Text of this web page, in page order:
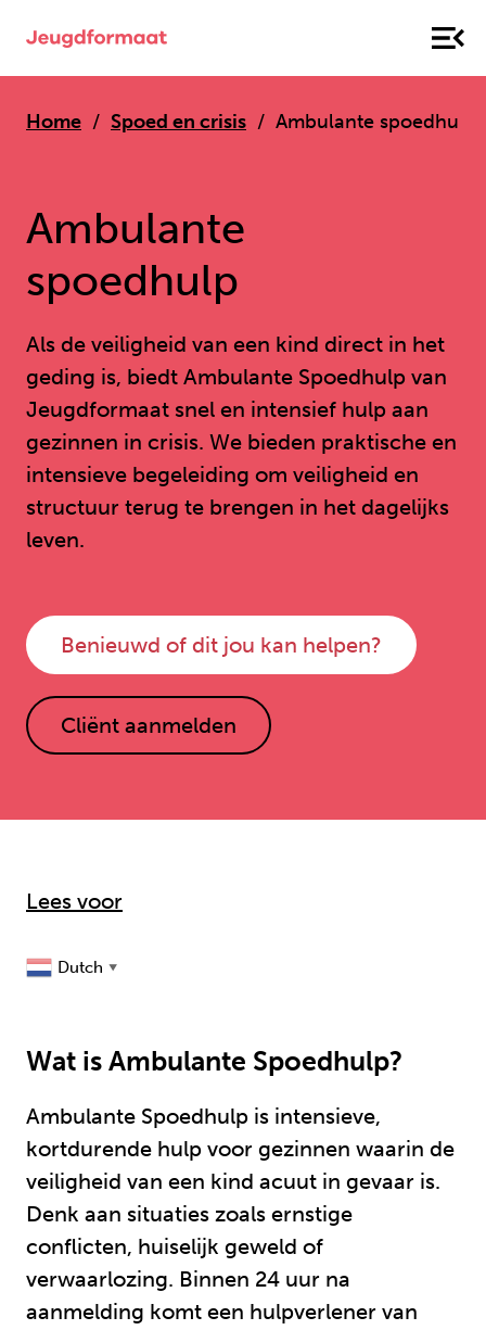
Home Spoed en crisis Ambulante spoedhulp
Ambulante
spoedhulp
Als de veiligheid van een kind direct in het
geding is, biedt Ambulante Spoedhulp van
Jeugdformaat snel en intensief hulp aan
gezinnen in crisis. We bieden praktische en
intensieve begeleiding om veiligheid en
structuur terug te brengen in het dagelijks
leven.
Benieuwd of dit jou kan helpen?
Cliënt aanmelden
Lees voor
Dutch ▼
Wat is Ambulante Spoedhulp?
Ambulante Spoedhulp is intensieve,
kortdurende hulp voor gezinnen waarin de
veiligheid van een kind acuut in gevaar is.
Denk aan situaties zoals ernstige
conflicten, huiselijk geweld of
verwaarlozing. Binnen 24 uur na
aanmelding komt een hulpverlener van